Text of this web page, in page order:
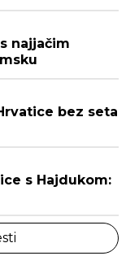
najjačim
bez seta
s Hajdukom: